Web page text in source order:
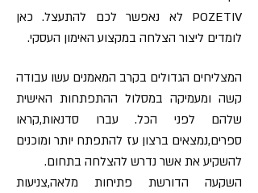
POZETIV לא נאפשר לכם להתעצל. כאן
לומדים ליצור הצלחה במקצוע האימון העסקי.
המצליחים הגדולים בקרב המאמנים עשו עבודה
קשה ומעמיקה במסלול ההתפתחות האישית
שלהם לפני הכל. עברו סדנאות,קראו
ספרים,נמצאים ברצון עז להתפתח יותר ומוכנים
להשקיע את אשר נדרש להצלחה בתחום.
השקעה הדורשת פתיחות מלאה,צניעות